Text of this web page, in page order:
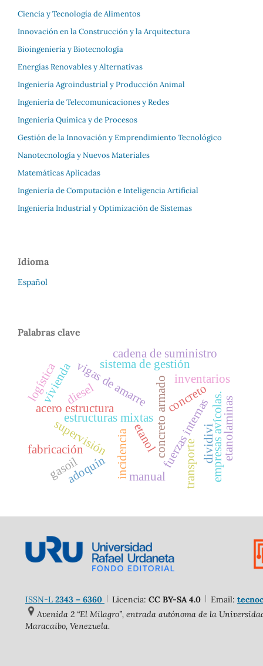
Ciencia y Tecnología de Alimentos
Innovación en la Construcción y la Arquitectura
Bioingeniería y Biotecnología
Energías Renovables y Alternativas
Ingeniería Agroindustrial y Producción Animal
Ingeniería de Telecomunicaciones y Redes
Ingeniería Química y de Procesos
Gestión de la Innovación y Emprendimiento Tecnológico
Nanotecnología y Nuevos Materiales
Matemáticas Aplicadas
Ingeniería de Computación e Inteligencia Artificial
Ingeniería Industrial y Optimización de Sistemas
Idioma
Español
Palabras clave
estructuras mixtas concreto armado
acero estructura
incidencia
vigas de amarre
fuerzas internas
sistema de gestión
supervisión
vivienda
manual
adoquín
concreto
fabricación
cadena de suministro
logística inventarios
transporte empresas avícolas.etanolaminas
etanol
gasoil
diesel
dividivi
ISSN-L2343 – 6360 Licencia: CC BY-SA 4.0 Email:
Avenida 2 “El Milagro”, entrada autónoma de la
Maracaibo, Venezuela.